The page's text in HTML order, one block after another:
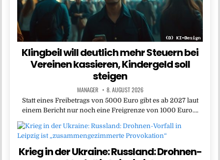
Klingbeil will deutlich mehr Steuern bei
Vereinen kassieren, Kindergeld soll
steigen
MANAGER 8. AUGUST 2026
Statt ​eines Freibetrags ‌von 5000 Euro gibt es ab 2027 laut
einem Bericht nur noch eine Freigrenze von 1000 Euro….
Krieg in der Ukraine: Russland: Drohnen-